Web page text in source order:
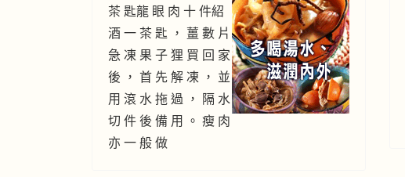
茶 匙龍 眼 肉 十 件紹
酒 一 茶 匙 ， 薑 數 片
急 凍 果 子 狸 買 回 家
後 ， 首 先 解 凍 ， 並
用 滾 水 拖 過 ， 隔 水
切 件 後 備 用 。 瘦 肉
亦 一 般 做